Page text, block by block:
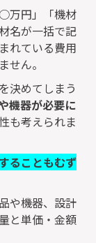
万円」「機材
名が一括で記
れている費用
せん。
決めてしまう
機器が必要に
も考えられま
ることもむず
や機器、設計
と単価・金額